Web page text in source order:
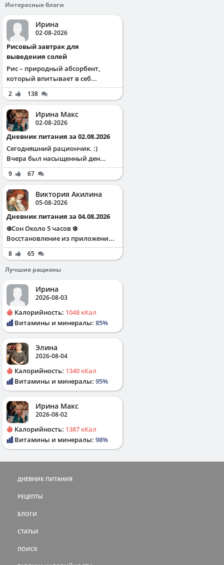
Интересные блоги
Ирина
02-08-2026
Рисовый завтрак для
выведения солей
Рис – природный абсорбент,
который впитывает в себ...
2 138
Ирина Макс
02-08-2026
Дневник питания за 02.08.2026
Сегодняшний рациончик. :)
Вчера был насыщенный ден...
9 67
Виктория Акилина
05-08-2026
Дневник питания за 04.08.2026
❄️Сон Около 5 часов ❄️
Восстановление из приложени...
8
65
Лучшие рационы
Ирина
2026-08-03
Калорийность: 1048 кКал
Витамины и минералы: 85%
Элина
2026-08-04
Калорийность: 1340 кКал
Витамины и минералы: 95%
Ирина Макс
2026-08-02
Калорийность: 1387 кКал
Витамины и минералы: 98%
ДНЕВНИК ПИТАНИЯ
РЕЦЕПТЫ
БЛОГИ
СТАТЬИ
ПОИСК